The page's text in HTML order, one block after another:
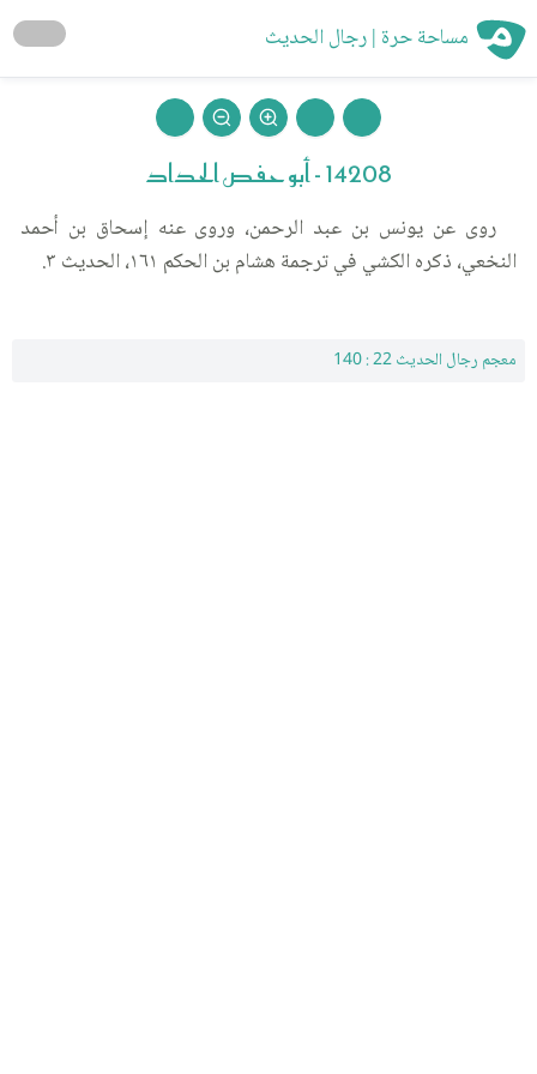
مساحة حرة | رجال الحديث
14208 - أبو حفص الحداد
روى عن يونس بن عبد الرحمن، وروى عنه إسحاق بن أحمد
النخعي، ذكره الكشي في ترجمة هشام بن الحكم ١٦١، الحديث ٣.
معجم رجال الحديث 22 : 140